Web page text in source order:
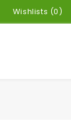
Wishlists (0)